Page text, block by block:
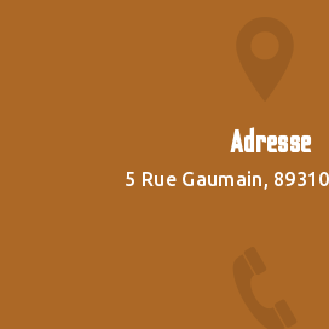
Adresse
5 Rue Gaumain,